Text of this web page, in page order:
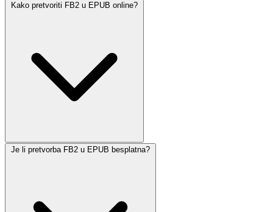
Kako pretvoriti FB2 u EPUB online?
Je li pretvorba FB2 u EPUB besplatna?